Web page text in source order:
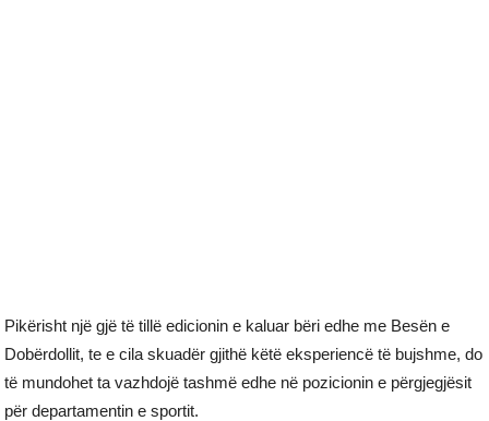
Pikërisht një gjë të tillë edicionin e kaluar bëri edhe me Besën e
Dobërdollit, te e cila skuadër gjithë këtë eksperiencë të bujshme, do
të mundohet ta vazhdojë tashmë edhe në pozicionin e përgjegjësit
për departamentin e sportit.